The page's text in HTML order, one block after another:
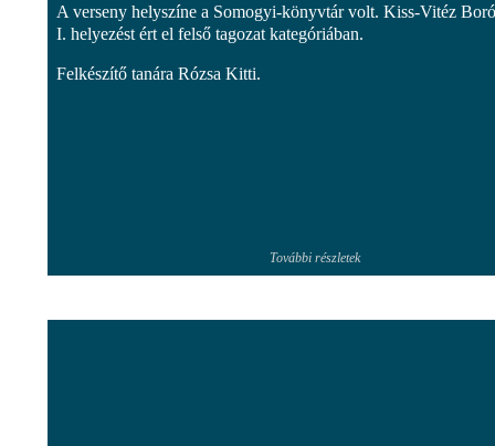
A verseny helyszíne a Somogyi-könyvtár volt. Kiss-Vitéz
I. helyezést ért el felső tagozat kategóriában.
Felkészítő tanára Rózsa Kitti.
További részletek